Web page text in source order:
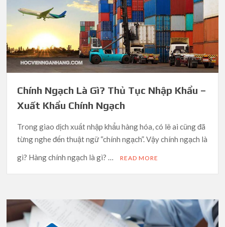
Chính Ngạch Là Gì? Thủ Tục Nhập Khẩu –
Xuất Khẩu Chính Ngạch
Trong giao dịch xuất nhập khẩu hàng hóa, có lẽ ai cũng đã
từng nghe đến thuật ngữ “chính ngạch”. Vậy chính ngạch là
gì? Hàng chính ngạch là gì? …
READ MORE